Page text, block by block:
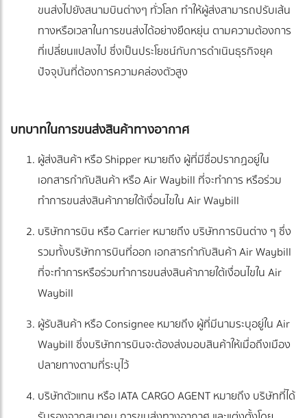
ขนส่งไปยังสนามบินต่างๆ ทั่วโลก ทำให้ผู้ส่งสามารถปรับเส้น
ทางหรือเวลาในการขนส่งได้อย่างยืดหยุ่น ตามความต้องการ
ที่เปลี่ยนแปลงไป ซึ่งเป็นประโยชน์กับการดำเนินธุรกิจยุค
ปัจจุบันที่ต้องการความคล่องตัวสูง
บทบาทในการขนส่งสินค้าทางอากาศ
ผู้ส่งสินค้า หรือ Shipper หมายถึง ผู้ที่มีชื่อปรากฏอยู่ใน
เอกสารกำกับสินค้า หรือ Air Waybill ที่จะทำการ หรือร่วม
ทำการขนส่งสินค้าภายใต้เงื่อนไขใน Air Waybill
บริษัทการบิน หรือ Carrier หมายถึง บริษัทการบินต่าง ๆ ซึ่ง
รวมทั้งบริษัทการบินที่ออก เอกสารกำกับสินค้า Air Waybill
ที่จะทำการหรือร่วมทำการขนส่งสินค้าภายใต้เงื่อนไขใน Air
Waybill
ผู้รับสินค้า หรือ Consignee หมายถึง ผู้ที่มีนามระบุอยู่ใน Air
Waybill ซึ่งบริษัทการบินจะต้องส่งมอบสินค้าให้เมื่อถึงเมือง
ปลายทางตามที่ระบุไว้
บริษัทตัวแทน หรือ IATA CARGO AGENT หมายถึง บริษัทที่ได้